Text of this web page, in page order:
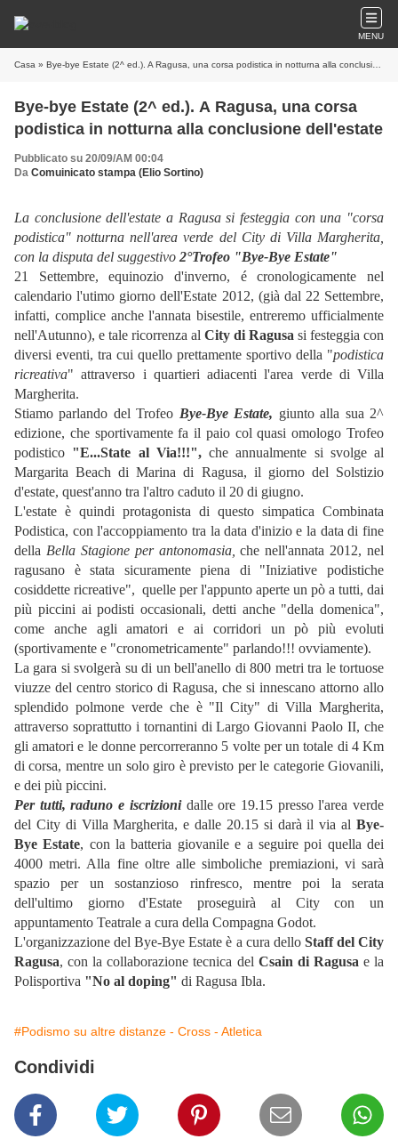
MENU
Casa » Bye-bye Estate (2^ ed.). A Ragusa, una corsa podistica in notturna alla conclusione dell'estate
Bye-bye Estate (2^ ed.). A Ragusa, una corsa
podistica in notturna alla conclusione dell'estate
Pubblicato su 20/09/AM 00:04
Da Comuinicato stampa (Elio Sortino)
La conclusione dell'estate a Ragusa si festeggia con una "corsa
podistica" notturnanell'area verde del City di Villa Margherita,
con la disputa del suggestivo 2°Trofeo "Bye-Bye Estate"
21 Settembre, equinozio d'inverno, é cronologicamente nel
calendario l'utimo giorno dell'Estate 2012, (già dal 22 Settembre,
infatti, complice anche l'annata bisestile, entreremo ufficialmente
nell'Autunno), e tale ricorrenza al City di Ragusa si festeggia con
diversi eventi, tra cui quello prettamente sportivo della "podistica
ricreativa" attraverso i quartieri adiacenti l'area verde di Villa
Margherita.
Stiamo parlando del Trofeo Bye-Bye Estate, giunto alla sua 2^
edizione, che sportivamente fa il paio col quasi omologo Trofeo
podistico "E...State al Via!!!", che annualmente si svolge al
Margarita Beach di Marina di Ragusa, il giorno del Solstizio
d'estate, quest'anno tra l'altro caduto il 20 di giugno.
L'estate è quindi protagonista di questo simpatica Combinata
Podistica, con l'accoppiamento tra la data d'inizio e la data di fine
della Bella Stagione per antonomasia,che nell'annata 2012, nel
ragusano è stata sicuramente piena di "Iniziative podistiche
cosiddette ricreative", quelle per l'appunto aperte un pò a tutti, dai
più piccini ai podisti occasionali, detti anche "della domenica",
come anche agli amatori e ai corridori un pò più evoluti
(sportivamente e "cronometricamente" parlando!!! ovviamente).
La gara si svolgerà su di un bell'anello di 800 metri tra le tortuose
viuzze del centro storico di Ragusa, che si innescano attorno allo
splendido polmone verde che è "Il City" di Villa Margherita,
attraverso soprattutto i tornantini di Largo Giovanni Paolo II, che
gli amatori e le donne percorreranno 5 volte per un totale di 4 Km
di corsa, mentre un solo giro è previsto per le categorie Giovanili,
e dei più piccini.
Per tutti, raduno e iscrizionidalle ore 19.15 presso l'area verde
del City di Villa Margherita, e dalle 20.15 si darà il via al Bye-
Bye Estate, con la batteria giovanile e a seguire poi quella dei
4000 metri. Alla fine oltre alle simboliche premiazioni, vi sarà
spazio per un sostanzioso rinfresco, mentre poi la serata
dell'ultimo giorno d'Estate proseguirà al City con un
appuntamento Teatrale a cura della Compagna Godot.
L'organizzazione del Bye-Bye Estate è a cura dello Staff del City
Ragusa, con la collaborazione tecnica del Csain di Ragusa e la
Polisportiva "No al doping" di Ragusa Ibla.
#Podismo su altre distanze - Cross - Atletica
Condividi